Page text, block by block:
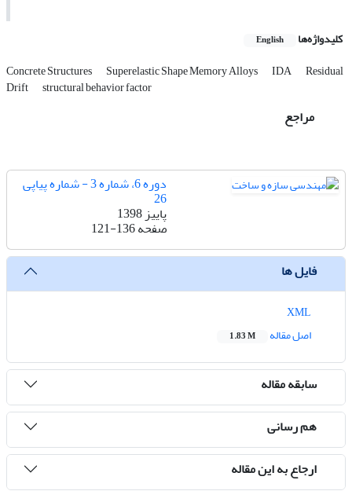
کلیدواژه‌ها English
Concrete Structures Superelastic Shape Memory Alloys IDA Residual
Drift structural behavior factor
مراجع
دوره 6، شماره 3 - شماره پیاپی
26
پاییز 1398
صفحه121-136
فایل ها
اصل مقاله
1.83 M
سابقه مقاله
هم رسانی
ارجاع به این مقاله